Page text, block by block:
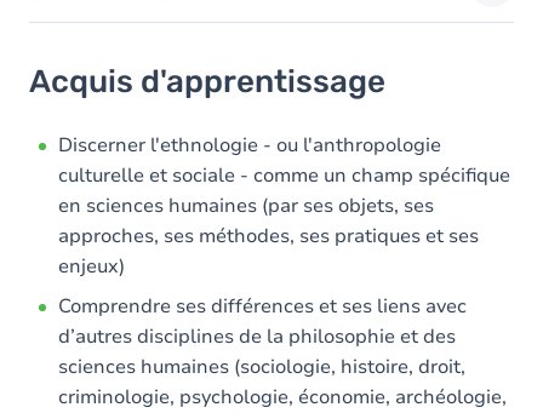
Objectifs
Contenu
Table des matières
Exercices
Acquis d'apprentissage
Discerner l'ethnologie - ou l'anthropologie
culturelle et sociale - comme un champ spécifique
en sciences humaines (par ses objets, ses
approches, ses méthodes, ses pratiques et ses
enjeux)
Comprendre ses différences et ses liens avec
d’autres disciplines de la philosophie et des
sciences humaines (sociologie, histoire, droit,
criminologie, psychologie, économie, archéologie,